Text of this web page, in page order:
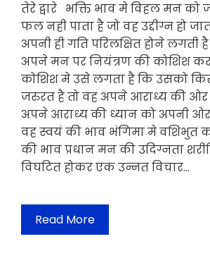
तेरे द्वारे भक्ति भाव मे विहल मन को
फल नही पाता है जो वह उद्दीग्न हो
अपनी ही गति परिलक्षित होने लगती
अपने मन पर नियंत्रण की कोशिश
कोशिश मे उसे लगता है कि उसको
जरुरत है तो वह अपने आराध्य की ओर
अपने आराध्य की ध्यान को अपनी
वह स्वयं की भाव भंगिमा मे वशिभुत
की भाव प्रधान मन की उदिग्नता
विघटित होकर एक उन्नत विचार…
Read More